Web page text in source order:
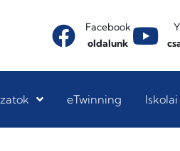
Facebook
oldalunk
eTwinning